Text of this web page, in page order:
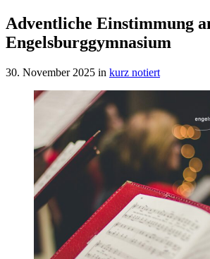
Adventliche Einstimmung
Engelsburggymnasium
30. November 2025 in kurz notiert